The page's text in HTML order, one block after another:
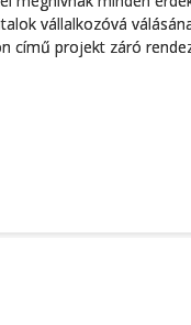
vállalkozóvá
című projekt záró